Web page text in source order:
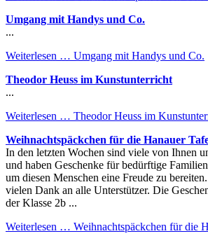
Umgang mit Handys und Co.
...
Weiterlesen … Umgang mit Handys und Co.
Theodor Heuss im Kunstunterricht
...
Weiterlesen … Theodor Heuss im
Weihnachtspäckchen für die Hanauer
In den letzten Wochen sind viele von Ihnen
und haben Geschenke für bedürftige
um diesen Menschen eine Freude zu
vielen Dank an alle Unterstützer. Die
der Klasse 2b ...
Weiterlesen … Weihnachtspäckchen für die